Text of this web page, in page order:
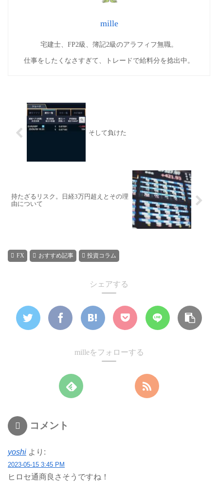
mille
宅建士、FP2級、簿記2級のアラフィフ無職。
仕事をしたくなさすぎて、トレードで給料分を捻出中。
そして負けた
持たざるリスク。日経3万円超えとその理
由について
FX おすすめ記事 投資コラム
シェアする
milleをフォローする
コメント
yoshi より:
2023-05-15 3:45 PM
ヒロセ通商良さそうですね！